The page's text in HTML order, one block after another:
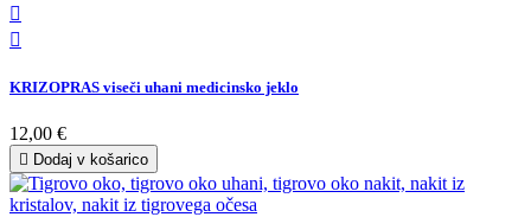


KRIZOPRAS viseči uhani medicinsko jeklo
12,00 €
 Dodaj v košarico